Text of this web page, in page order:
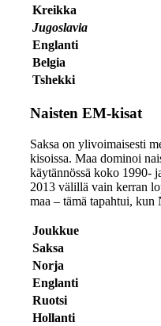
Kreikka
Jugoslavia
Englanti
Belgia
Tshekki
Naisten EM-kisat
Saksa on ylivoimaisesti
kisoissa. Maa dominoi
käytännössä koko 1990-
2013 välillä vain kerran
maa – tämä tapahtui,
Joukkue
Saksa
Norja
Englanti
Ruotsi
Hollanti